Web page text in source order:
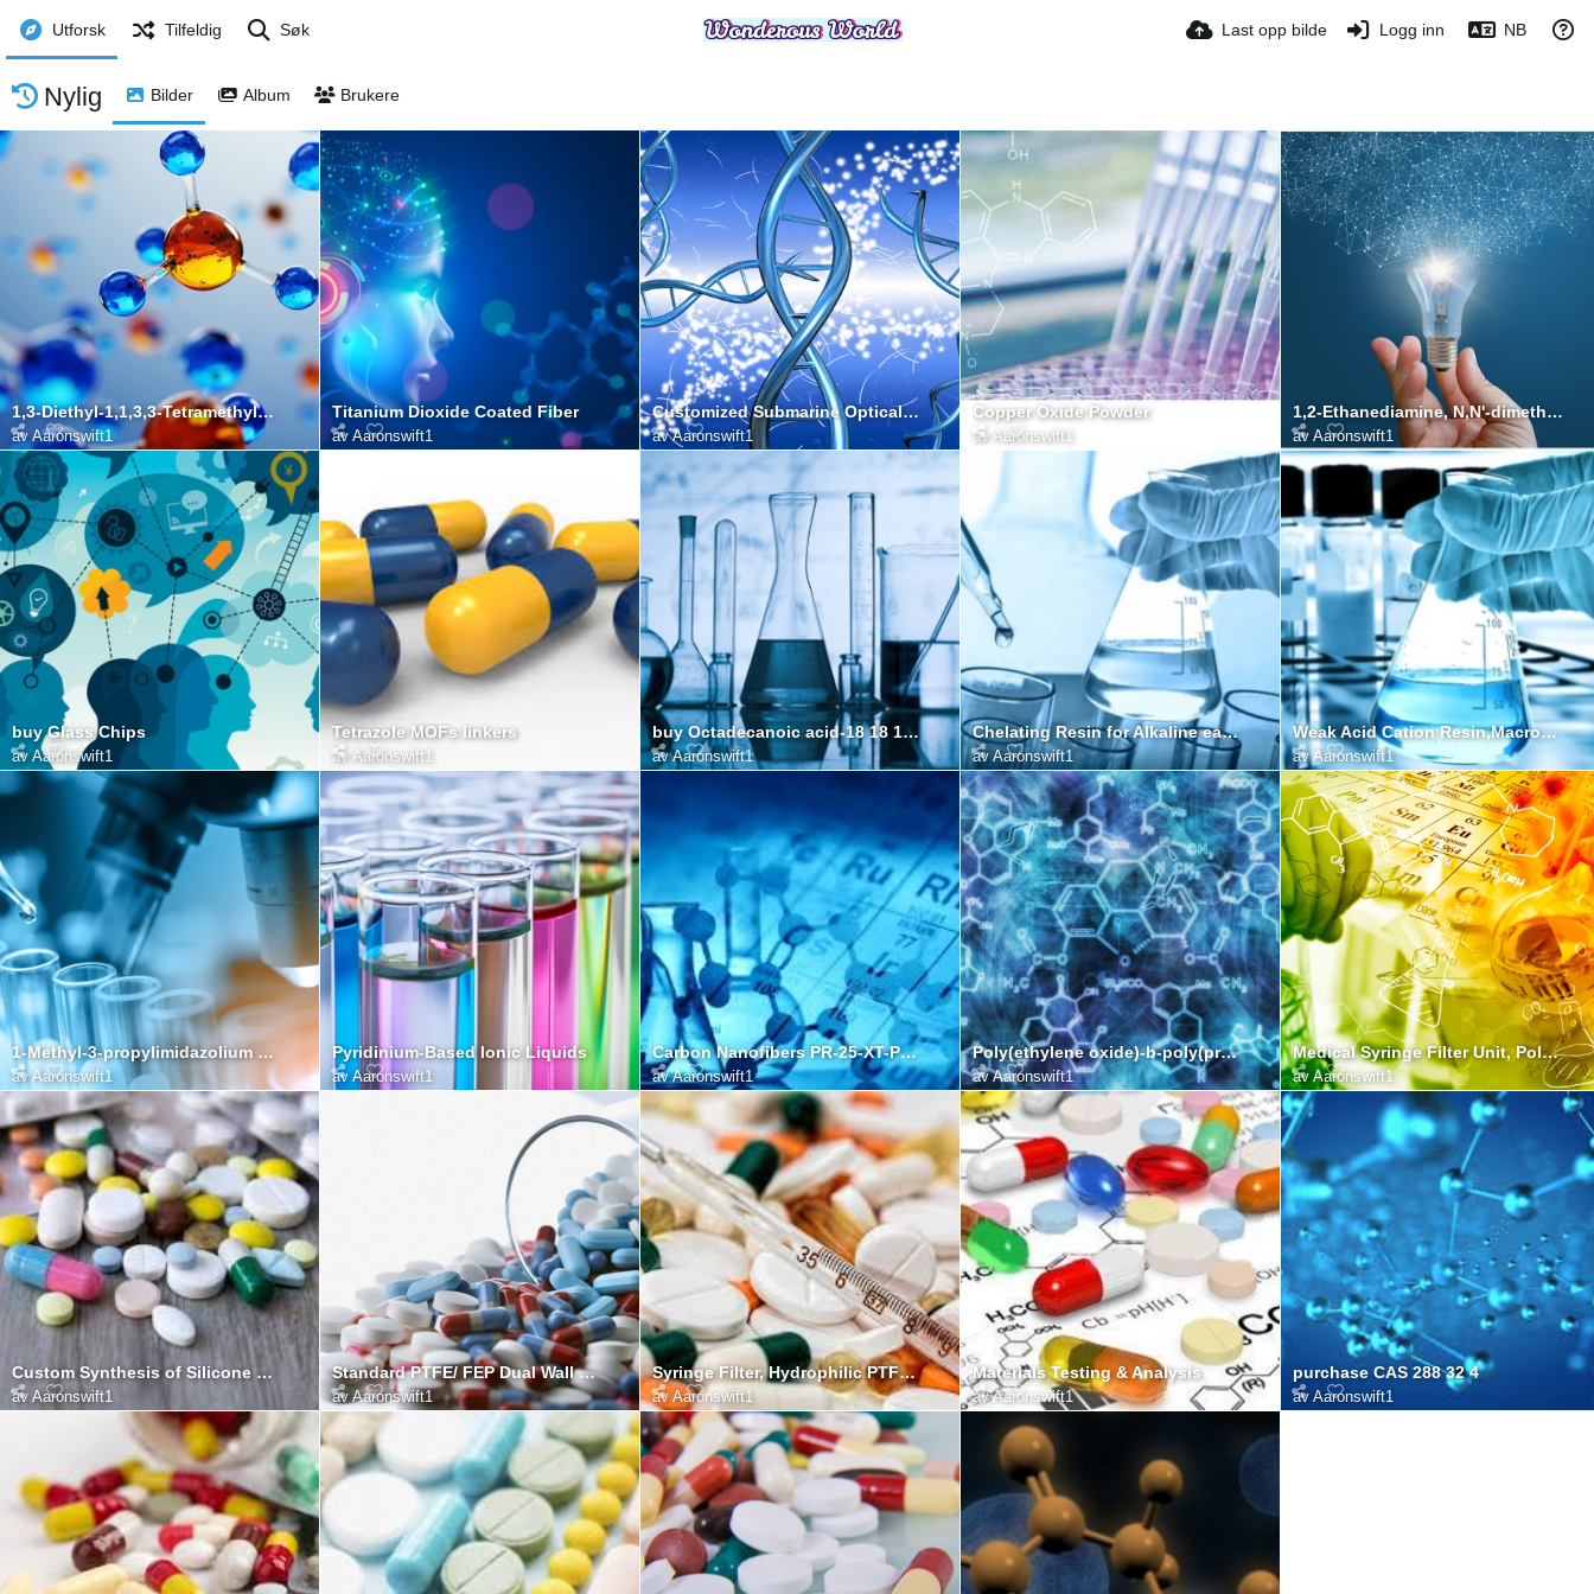
Utforsk Tilfeldig Søk Last opp bilde Logg inn NB
Nylig Bilder Album Brukere
1,3-Diethyl-1,1,3,3-Tetramethyldisilazane
av Aaronswift1
Titanium Dioxide Coated Fiber
av Aaronswift1
Customized Submarine Optical Cable
avAaronswift1
Copper Oxide Powder
av Aaronswift1
1,2-Ethanediamine, N,N'-dimethyl-N,N'-bis(2-pyridinylmethyl)-
av Aaronswift1
buy Glass Chips
av Aaronswift1
Tetrazole MOFs linkers
av Aaronswift1
buy Octadecanoic acid-18 18 18-D3
avAaronswift1
Chelating Resin for Alkaline earth metal
av Aaronswift1
Weak Acid Cation Resin,Macroporous,MC:50-60%
avAaronswift1
1-Methyl-3-propylimidazolium Bis(trifluoromethanesulfonyl)imide
avAaronswift1
Pyridinium-Based Ionic Liquids
avAaronswift1
Carbon Nanofibers PR-25-XT-PS supplier
avAaronswift1
Poly(ethylene oxide)-b-poly(propylene oxide)-b-poly(ethylene oxide), α-methoxy-terminated
avAaronswift1
Medical Syringe Filter Unit, Polyethersulfone Membrane
av Aaronswift1
Custom Synthesis of Silicone Polymers
av Aaronswift1
Standard PTFE/ FEP Dual Wall Heat Shrink Sleeving
av Aaronswift1
Syringe Filter, Hydrophilic PTFE, Ion Chromatography cCertified
avAaronswift1
Materials Testing & Analysis
avAaronswift1
purchase CAS 288 32 4
av Aaronswift1